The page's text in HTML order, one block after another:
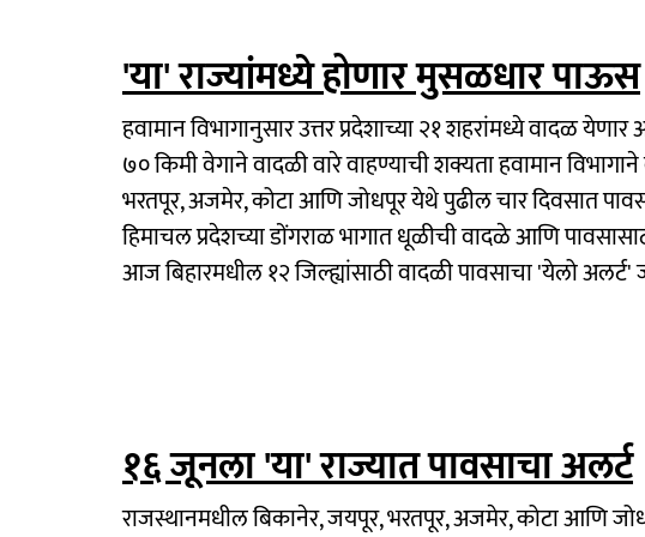
'या' राज्यांमध्ये होणार मुसळधार पाऊस
हवामान विभागानुसार उत्तर प्रदेशाच्या २१ शहरांमध्ये वादळ
७० किमी वेगाने वादळी वारे वाहण्याची शक्यता हवामान
भरतपूर, अजमेर, कोटा आणि जोधपूर येथे पुढील चार दिवसात
हिमाचल प्रदेशच्या डोंगराळ भागात धूळीची वादळे आणि
आज बिहारमधील १२ जिल्ह्यांसाठी वादळी पावसाचा 'येलो
१६ जूनला 'या' राज्यात पावसाचा अलर्ट
राजस्थानमधील बिकानेर, जयपूर, भरतपूर, अजमेर, कोटा आणि